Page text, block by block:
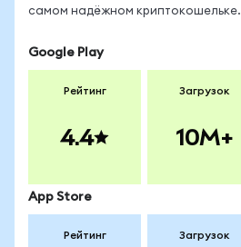
самом надёжном криптокошельке.
Google Play
Рейтинг
4.4
Загрузок
10M+
App Store
Рейтинг Загрузок